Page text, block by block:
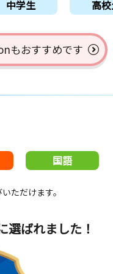
中学生 高
もおすすめです
国語
ただけます。
選ばれました！